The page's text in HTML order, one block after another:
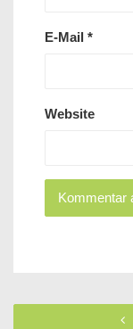
E-Mail *
Website